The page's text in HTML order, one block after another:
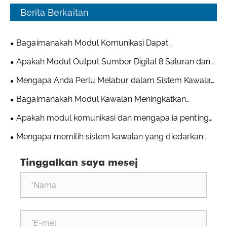
Berita Berkaitan
Bagaimanakah Modul Komunikasi Dapat
Meningkatkan Kesalinghubungan Industri?
Apakah Modul Output Sumber Digital 8 Saluran dan
Mengapa Ia Penting untuk Automasi Industri?
Mengapa Anda Perlu Melabur dalam Sistem Kawalan
Teragih?
Bagaimanakah Modul Kawalan Meningkatkan
Kecekapan Automasi Perindustrian?
Apakah modul komunikasi dan mengapa ia penting
dalam sistem perindustrian moden?
Mengapa memilih sistem kawalan yang diedarkan
Tinggalkan saya mesej